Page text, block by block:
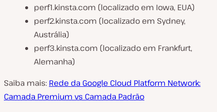
perf1.kinsta.com (localizado em Iowa, EUA)
perf2.kinsta.com (localizado em Sydney,
Austrália)
perf3.kinsta.com (localizado em Frankfurt,
Alemanha)
Saiba mais: Rede da Google Cloud Platform Network:
Camada Premium vs Camada Padrão